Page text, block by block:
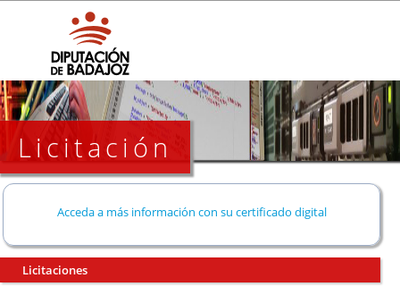
Licitación
Acceda a más información con su certificado digital
Licitaciones